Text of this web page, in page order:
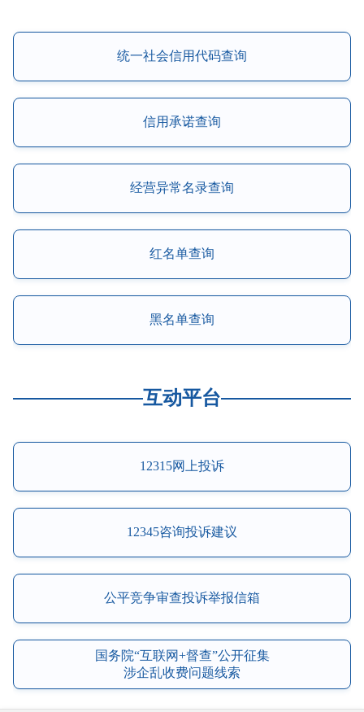
统一社会信用代码查询
信用承诺查询
经营异常名录查询
红名单查询
黑名单查询
互动平台
12315网上投诉
12345咨询投诉建议
公平竞争审查投诉举报信箱
国务院“互联网+督查”公开征集
涉企乱收费问题线索